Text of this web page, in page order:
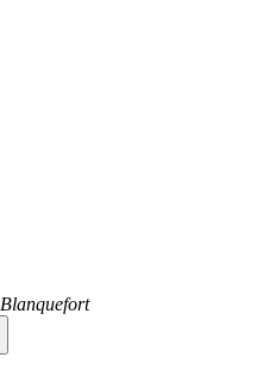
Blanquefort